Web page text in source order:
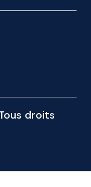
droits